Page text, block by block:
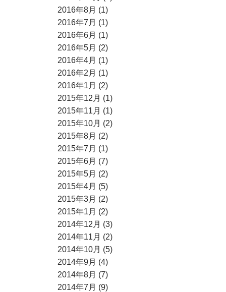
2016年8月 (1)
2016年7月 (1)
2016年6月 (1)
2016年5月 (2)
2016年4月 (1)
2016年2月 (1)
2016年1月 (2)
2015年12月 (1)
2015年11月 (1)
2015年10月 (2)
2015年8月 (2)
2015年7月 (1)
2015年6月 (7)
2015年5月 (2)
2015年4月 (5)
2015年3月 (2)
2015年1月 (2)
2014年12月 (3)
2014年11月 (2)
2014年10月 (5)
2014年9月 (4)
2014年8月 (7)
2014年7月 (9)